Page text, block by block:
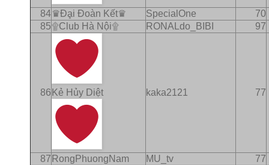
84♛Ðḁi Ðoàn Kết♛ SpecialOne
70
85۩Club Hà Nội۩ RONALdo_BIBI 97
86 Kẻ Hủy Diệt kaka2121 77
87 RongPhuongNam MU_tv 77